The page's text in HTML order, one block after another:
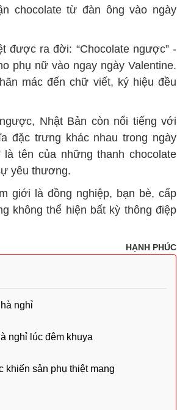
chocolate từ đàn ông vào ngày
được ra đời: “Chocolate ngược” -
phụ nữ vào ngay ngày Valentine.
mác đến chữ viết, ký hiệu đều
Nhật Bản còn nổi tiếng với
đặc trưng khác nhau trong ngày
là tên của những thanh chocolate
yêu thương.
giới là đồng nghiệp, bạn bè, cấp
không thể hiện bất kỳ thông điệp
HẠNH PHÚC
nghỉ
nghỉ lúc đêm khuya
khiến sản phụ thiệt mạng